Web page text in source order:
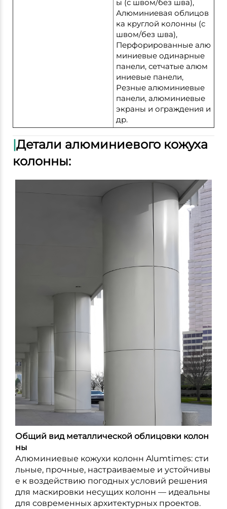
ы (с швом/без шва),
Алюминиевая облицов
ка круглой колонны (с
швом/без шва),
Перфорированные алю
миниевые одинарные
панели, сетчатые алюм
иниевые панели,
Резные алюминиевые
панели, алюминиевые
экраны и ограждения и
др.
|Детали алюминиевого кожуха
колонны:
Общий вид металлической облицовки колон
ны
Алюминиевые кожухи колонн Alumtimes: сти
льные, прочные, настраиваемые и устойчивы
е к воздействию погодных условий решения
для маскировки несущих колонн — идеальны
для современных архитектурных проектов.